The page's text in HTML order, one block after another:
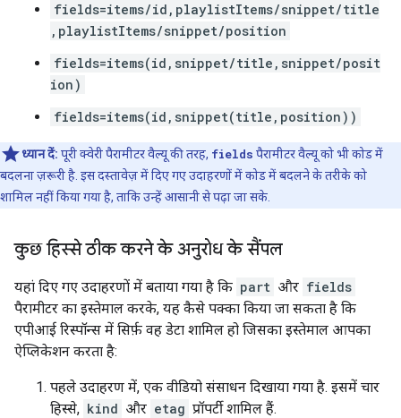
fields=items/id,playlistItems/snippet/title
,playlistItems/snippet/position
fields=items(id,snippet/title,snippet/posit
ion)
fields=items(id,snippet(title,position))
ध्यान दें: पूरी क्वेरी पैरामीटर वैल्यू की तरह, fields पैरामीटर वैल्यू को भी कोड में
बदलना ज़रूरी है. इस दस्तावेज़ में दिए गए उदाहरणों में कोड में बदलने के तरीके को
शामिल नहीं किया गया है, ताकि उन्हें आसानी से पढ़ा जा सके.
कुछ हिस्से ठीक करने के अनुरोध के सैंपल
यहां दिए गए उदाहरणों में बताया गया है कि part और fields
पैरामीटर का इस्तेमाल करके, यह कैसे पक्का किया जा सकता है कि
एपीआई रिस्पॉन्स में सिर्फ़ वह डेटा शामिल हो जिसका इस्तेमाल आपका
ऐप्लिकेशन करता है:
पहले उदाहरण में, एक वीडियो संसाधन दिखाया गया है. इसमें चार
हिस्से, kind और etag प्रॉपर्टी शामिल हैं.